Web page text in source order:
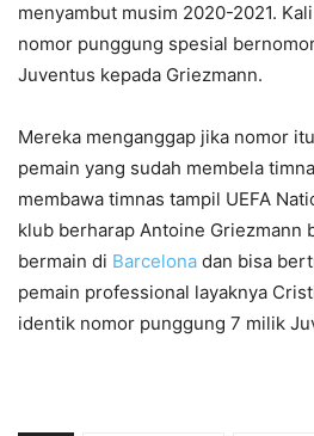
menyambut musim 2020-2021.
nomor punggung spesial
Juventus kepada Griezmann.
Mereka menganggap jika nomor
pemain yang sudah membela
membawa timnas tampil UEFA
klub berharap Antoine Griezmann
bermain di Barcelona dan bisa
pemain professional layaknya
identik nomor punggung 7 milik